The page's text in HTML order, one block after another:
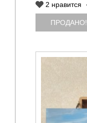
2 нравится
ПРОДАНО!